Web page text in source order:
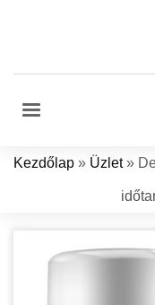
Kezdőlap » Üzlet»